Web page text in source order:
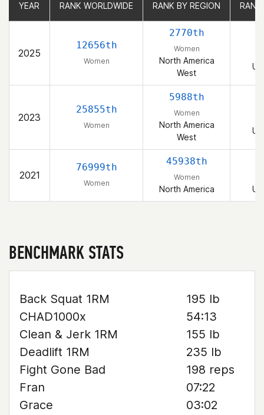
YEAR RANK WORLDWIDE RANK BY REGION
2025
12656th
Women
2770th
Women
North America
West
2023
25855th
Women
5988th
Women
North America
West
2021
76999th
Women
45938th
Women
North America
YEAR RANK WORLDWIDE RANK BY REGION
BENCHMARK STATS
Back Squat 1RM
195 lb
CHAD1000x
54:13
Clean & Jerk 1RM
155 lb
Deadlift 1RM
235 lb
Fight Gone Bad
198 reps
Fran
07:22
Grace
03:02